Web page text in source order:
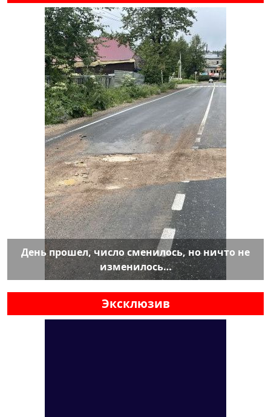
День прошел, число сменилось, но ничто не
изменилось…
Эксклюзив